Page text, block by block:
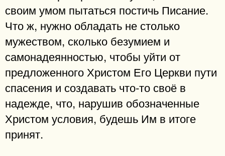
своим умом пытаться постичь Писание.
Что ж, нужно обладать не столько
мужеством, сколько безумием и
самонадеянностью, чтобы уйти от
предложенного Христом Его Церкви пути
спасения и создавать что-то своё в
надежде, что, нарушив обозначенные
Христом условия, будешь Им в итоге
принят.